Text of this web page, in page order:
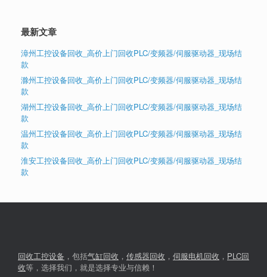
最新文章
漳州工控设备回收_高价上门回收PLC/变频器/伺服驱动器_现场结
款
滁州工控设备回收_高价上门回收PLC/变频器/伺服驱动器_现场结
款
湖州工控设备回收_高价上门回收PLC/变频器/伺服驱动器_现场结
款
温州工控设备回收_高价上门回收PLC/变频器/伺服驱动器_现场结
款
淮安工控设备回收_高价上门回收PLC/变频器/伺服驱动器_现场结
款
回收工控设备 ，包括气缸回收 ， 传感器回收 ， 伺服电机回收 ， PLC回
收等，选择我们，就是选择专业与信赖！